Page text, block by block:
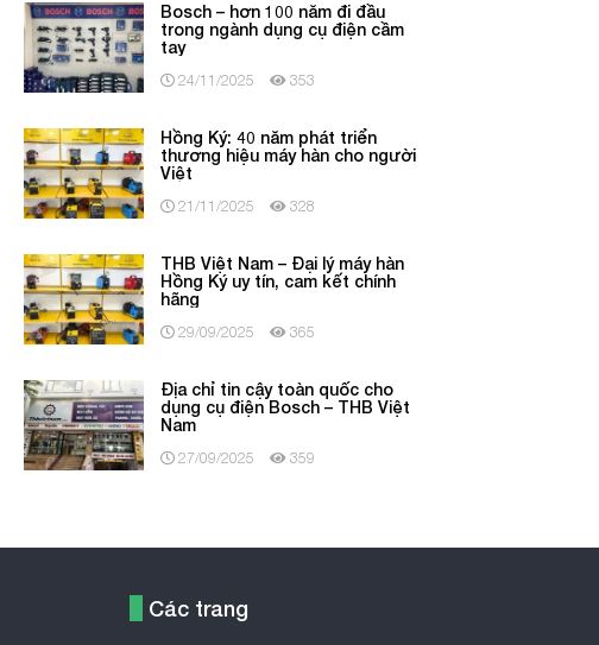
Bosch – hơn 100 năm đi đầu
trong ngành dụng cụ điện cầm
tay
24/11/2025 353
Hồng Ký: 40 năm phát triển
thương hiệu máy hàn cho người
Việt
21/11/2025 328
THB Việt Nam – Đại lý máy hàn
Hồng Ký uy tín, cam kết chính
hãng
29/09/2025 365
Địa chỉ tin cậy toàn quốc cho
dụng cụ điện Bosch – THB Việt
Nam
27/09/2025 359
Các trang